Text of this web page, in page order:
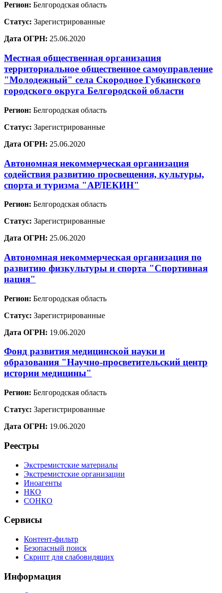
Регион: Белгородская область
Статус: Зарегистрированные
Дата ОГРН: 25.06.2020
Местная общественная организация
территориальное общественное самоуправление
"Молодежный" села Скородное Губкинского
городского округа Белгородской области
Регион: Белгородская область
Статус: Зарегистрированные
Дата ОГРН: 25.06.2020
Автономная некоммерческая организация
содействия развитию просвещения, культуры,
спорта и туризма "АРЛЕКИН"
Регион: Белгородская область
Статус: Зарегистрированные
Дата ОГРН: 25.06.2020
Автономная некоммерческая организация по
развитию физкультуры и спорта "Спортивная
нация"
Регион: Белгородская область
Статус: Зарегистрированные
Дата ОГРН: 19.06.2020
Фонд развития медицинской науки и
образования "Научно-просветительский центр
истории медицины"
Регион: Белгородская область
Статус: Зарегистрированные
Дата ОГРН: 19.06.2020
Реестры
Экстремистские материалы
Экстремистские организации
Иноагенты
НКО
СОНКО
Сервисы
Контент-фильтр
Безопасный поиск
Скрипт для слабовидящих
Информация